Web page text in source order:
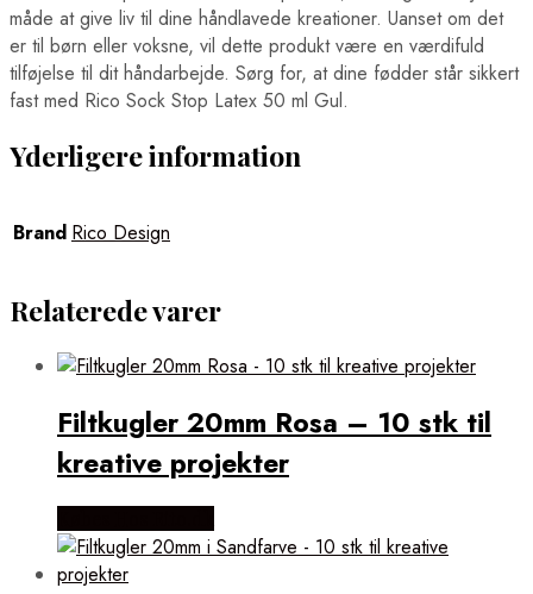
måde at give liv til dine håndlavede kreationer. Uanset om det
er til børn eller voksne, vil dette produkt være en værdifuld
tilføjelse til dit håndarbejde. Sørg for, at dine fødder står sikkert
fast med Rico Sock Stop Latex 50 ml Gul.
Yderligere information
Brand Rico Design
Relaterede varer
Filtkugler 20mm Rosa – 10 stk til
kreative projekter